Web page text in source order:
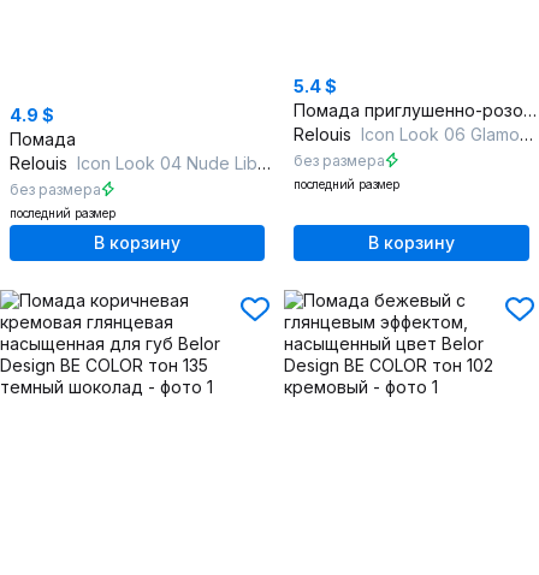
4.9 $
Помада
Relouis Icon Look 04 Nude Liberté
без размера
последний размер
В корзину
5.4 $
Помада приглушенно-розовая с стойким матовым эффектом
Relouis Icon Look 06 Glamour Guide
без размера
последний размер
В корзину